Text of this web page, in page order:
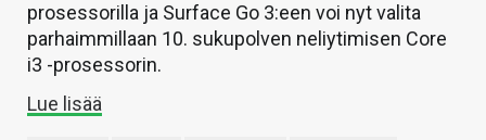
prosessorilla ja Surface Go 3:een voi nyt valita
parhaimmillaan 10. sukupolven neliytimisen Core
i3 -prosessorin.
Lue lisää